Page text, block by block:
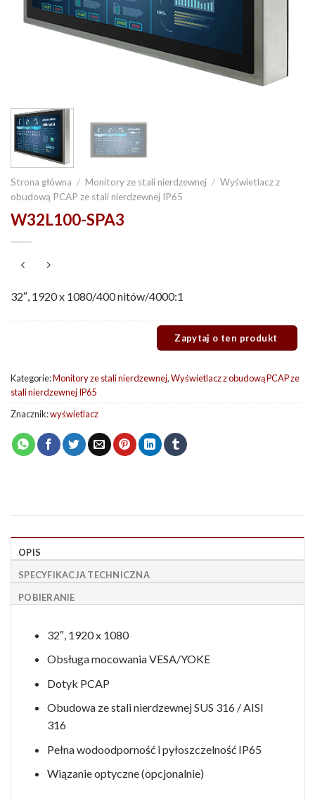
Strona główna / Monitory ze stali nierdzewnej / Wyświetlacz z
obudową PCAP ze stali nierdzewnej IP65
W32L100-SPA3
32″, 1920 x 1080/400 nitów/4000:1
Kategorie:Monitory ze stali nierdzewnej,Wyświetlacz z obudową PCAP ze
stali nierdzewnej IP65
Znacznik:wyświetlacz
OPIS
SPECYFIKACJA TECHNICZNA
POBIERANIE
32″, 1920 x 1080
Obsługa mocowania VESA/YOKE
Dotyk PCAP
Obudowa ze stali nierdzewnej SUS 316 / AISI
316
Pełna wodoodporność i pyłoszczelność IP65
Wiązanie optyczne (opcjonalnie)